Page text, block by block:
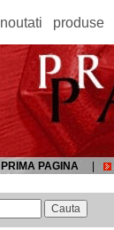
noutati produse
PRIMA PAGINA